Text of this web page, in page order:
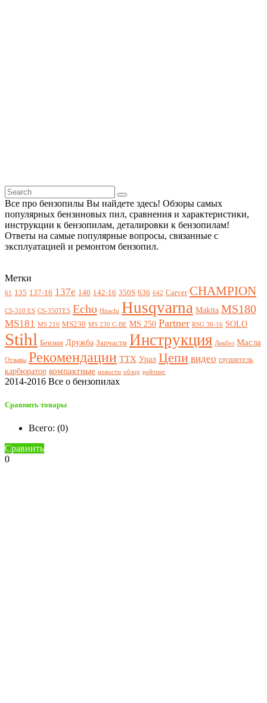
Все про бензопилы Вы найдете здесь! Обзоры самых
популярных бензиновых пил, сравнения и характеристики,
инструкции к бензопилам, деталировки к бензопилам!
Ответы на самые популярные вопросы, связанные с
эксплуатацией и ремонтом бензопил.
Метки
61 135 137-16 137e 140 142-16 350S 636 642 Carver CHAMPION
CS-310 ES CS-350TES Echo Hitachi Husqvarna Makita MS180
MS181 MS 210 MS230 MS 230 C-BE MS 250 Partner RSG 38-16 SOLO
Stihl Бензин Дружба Запчасти Инструкция Ликбез Масла
Отзывы Рекомендации ТТХ Урал Цепи видео глушитель
карбюратор компактные новости обзор рейтинг
2014-2016 Все о бензопилах
Сравнить товары
Всего: (0)
Сравнить
0